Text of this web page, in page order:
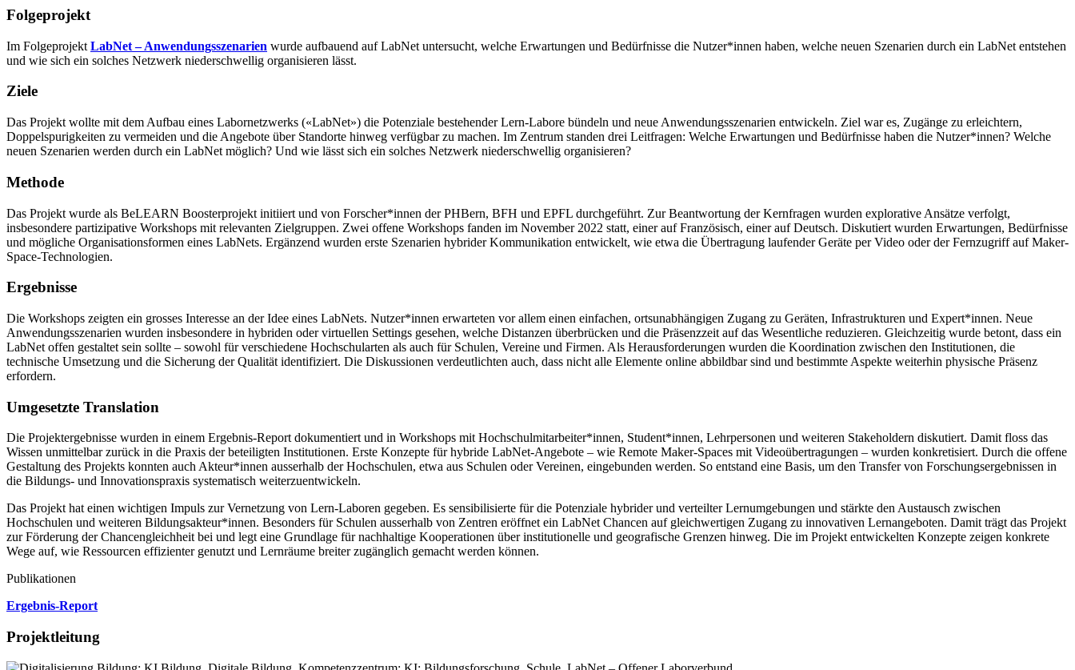
Folgeprojekt
Im Folgeprojekt LabNet – Anwendungsszenarien wurde aufbauend auf LabNet untersucht, welche Erwartungen und Bedürfnisse die Nutzer*innen haben, welche neuen Szenarien durch ein LabNet entstehen
und wie sich ein solches Netzwerk niederschwellig organisieren lässt.
Ziele
Das Projekt wollte mit dem Aufbau eines Labornetzwerks («LabNet») die Potenziale bestehender Lern-Labore bündeln und neue Anwendungsszenarien entwickeln. Ziel war es, Zugänge zu erleichtern,
Doppelspurigkeiten zu vermeiden und die Angebote über Standorte hinweg verfügbar zu machen. Im Zentrum standen drei Leitfragen: Welche Erwartungen und Bedürfnisse haben die Nutzer*innen? Welche
neuen Szenarien werden durch ein LabNet möglich? Und wie lässt sich ein solches Netzwerk niederschwellig organisieren?
Methode
Das Projekt wurde als BeLEARN Boosterprojekt initiiert und von Forscher*innen der PHBern, BFH und EPFL durchgeführt. Zur Beantwortung der Kernfragen wurden explorative Ansätze verfolgt,
insbesondere partizipative Workshops mit relevanten Zielgruppen. Zwei offene Workshops fanden im November 2022 statt, einer auf Französisch, einer auf Deutsch. Diskutiert wurden Erwartungen, Bedürfnisse
und mögliche Organisationsformen eines LabNets. Ergänzend wurden erste Szenarien hybrider Kommunikation entwickelt, wie etwa die Übertragung laufender Geräte per Video oder der Fernzugriff auf Maker-
Space-Technologien.
Ergebnisse
Die Workshops zeigten ein grosses Interesse an der Idee eines LabNets. Nutzer*innen erwarteten vor allem einen einfachen, ortsunabhängigen Zugang zu Geräten, Infrastrukturen und Expert*innen. Neue
Anwendungsszenarien wurden insbesondere in hybriden oder virtuellen Settings gesehen, welche Distanzen überbrücken und die Präsenzzeit auf das Wesentliche reduzieren. Gleichzeitig wurde betont, dass ein
LabNet offen gestaltet sein sollte – sowohl für verschiedene Hochschularten als auch für Schulen, Vereine und Firmen. Als Herausforderungen wurden die Koordination zwischen den Institutionen, die
technische Umsetzung und die Sicherung der Qualität identifiziert. Die Diskussionen verdeutlichten auch, dass nicht alle Elemente online abbildbar sind und bestimmte Aspekte weiterhin physische Präsenz
erfordern.
Umgesetzte Translation
Die Projektergebnisse wurden in einem Ergebnis-Report dokumentiert und in Workshops mit Hochschulmitarbeiter*innen, Student*innen, Lehrpersonen und weiteren Stakeholdern diskutiert. Damit floss das
Wissen unmittelbar zurück in die Praxis der beteiligten Institutionen. Erste Konzepte für hybride LabNet-Angebote – wie Remote Maker-Spaces mit Videoübertragungen – wurden konkretisiert. Durch die offene
Gestaltung des Projekts konnten auch Akteur*innen ausserhalb der Hochschulen, etwa aus Schulen oder Vereinen, eingebunden werden. So entstand eine Basis, um den Transfer von Forschungsergebnissen in
die Bildungs- und Innovationspraxis systematisch weiterzuentwickeln.
Das Projekt hat einen wichtigen Impuls zur Vernetzung von Lern-Laboren gegeben. Es sensibilisierte für die Potenziale hybrider und verteilter Lernumgebungen und stärkte den Austausch zwischen
Hochschulen und weiteren Bildungsakteur*innen. Besonders für Schulen ausserhalb von Zentren eröffnet ein LabNet Chancen auf gleichwertigen Zugang zu innovativen Lernangeboten. Damit trägt das Projekt
zur Förderung der Chancengleichheit bei und legt eine Grundlage für nachhaltige Kooperationen über institutionelle und geografische Grenzen hinweg. Die im Projekt entwickelten Konzepte zeigen konkrete
Wege auf, wie Ressourcen effizienter genutzt und Lernräume breiter zugänglich gemacht werden können.
Publikationen
Ergebnis-Report
Projektleitung